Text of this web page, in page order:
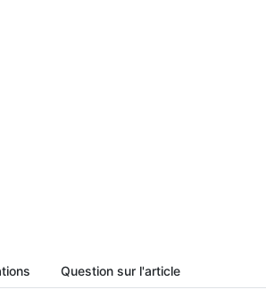
Question sur l'article